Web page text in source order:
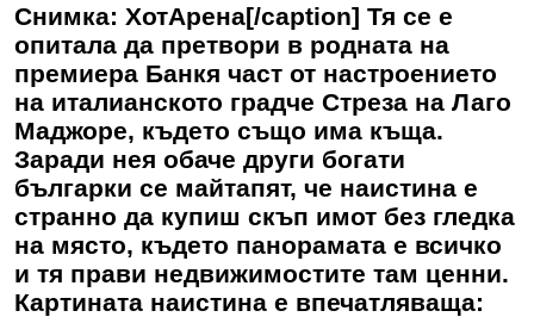
Снимка: ХотАрена[/caption] Тя се е
опитала да претвори в родната на
премиера Банкя част от настроението
на италианското градче Стреза на Лаго
Маджоре, където също има къща.
Заради нея обаче други богати
българки се майтапят, че наистина е
странно да купиш скъп имот без гледка
на място, където панорамата е всичко
и тя прави недвижимостите там ценни.
Картината наистина е впечатляваща: